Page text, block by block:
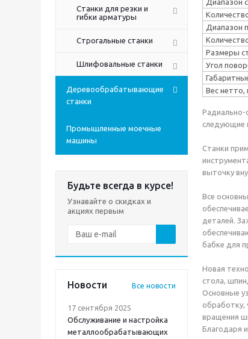
Станки для резки и
гибки арматуры
Строгальные станки
Шлифовальные станки
Деревообрабатывающие
станки
Промышленные моечные
машины
Будьте всегда в курсе!
Узнавайте о скидках и
акциях первым
Новости Все новости
17 сентября 2025
Обслуживание и настройка
металлообрабатывающих
Диапазон
Диапазон
Размеры
Угол
Вес нетто,
Радиально-
следующие
Станки
выточку
Все
деталей.
бабке для
Новая
стола,
Основные
обработку,
вращения
Благодаря